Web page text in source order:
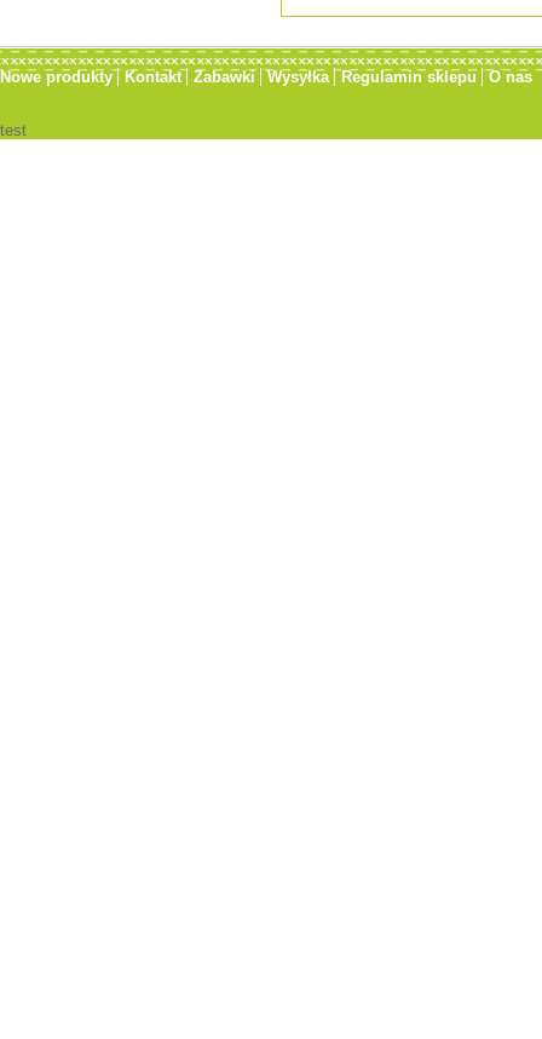
Nowe produkty Kontakt Zabawki Wysyłka Regulamin sklepu O nas
test